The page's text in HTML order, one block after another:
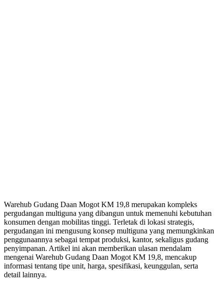
Warehub Gudang Daan Mogot KM 19,8 merupakan kompleks
pergudangan multiguna yang dibangun untuk memenuhi kebutuhan
konsumen dengan mobilitas tinggi. Terletak di lokasi strategis,
pergudangan ini mengusung konsep multiguna yang memungkinkan
penggunaannya sebagai tempat produksi, kantor, sekaligus gudang
penyimpanan. Artikel ini akan memberikan ulasan mendalam
mengenai Warehub Gudang Daan Mogot KM 19,8, mencakup
informasi tentang tipe unit, harga, spesifikasi, keunggulan, serta
detail lainnya.